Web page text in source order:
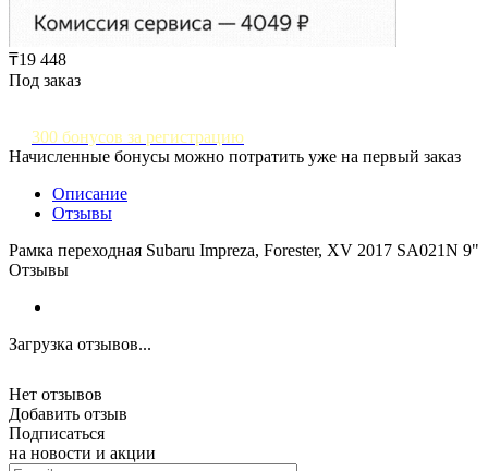
₸19 448
Под заказ
300 бонусов за регистрацию
Начисленные бонусы можно потратить уже на первый заказ
Описание
Отзывы
Рамка переходная Subaru Impreza, Forester, XV 2017 SA021N 9"
Отзывы
Загрузка отзывов...
Нет отзывов
Добавить отзыв
Подписаться
на новости и акции